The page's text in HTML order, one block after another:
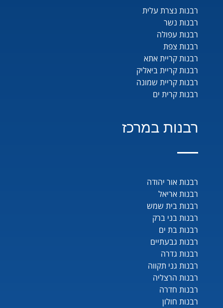
רבנות נצרת עלית
רבנות נשר
רבנות עפולה
רבנות צפת
רבנות קריית אתא
רבנות קריית ביאליק
רבנות קריית שמונה
רבנות קרית ים
רבנות במרכז
רבנות אור יהודה
רבנות אריאל
רבנות בית שמש
רבנות בני ברק
רבנות בת ים
רבנות גבעתיים
רבנות גדרה
רבנות גני תקווה
רבנות הרצליה
רבנות חדרה
רבנות חולון